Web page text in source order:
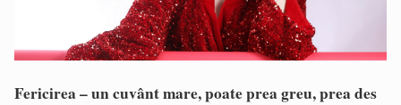
Fericirea – un cuvânt mare, poate prea greu, prea des